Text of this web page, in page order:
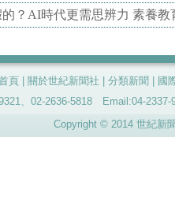
？AI時代更需思辨力 素養
頁 關於世紀新聞社 分類新聞
國
、02-2636-5818 Email:04-
Copyright © 2014 世紀新